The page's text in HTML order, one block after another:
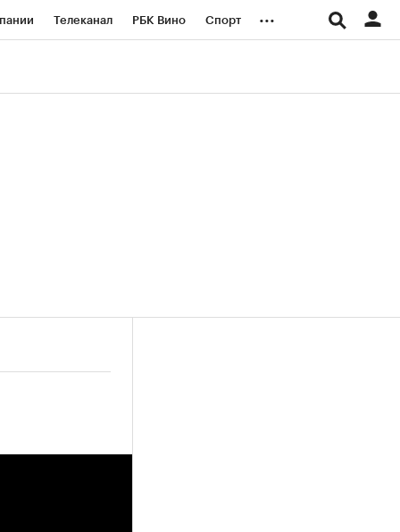
Телеканал РБК Вино Спорт ...